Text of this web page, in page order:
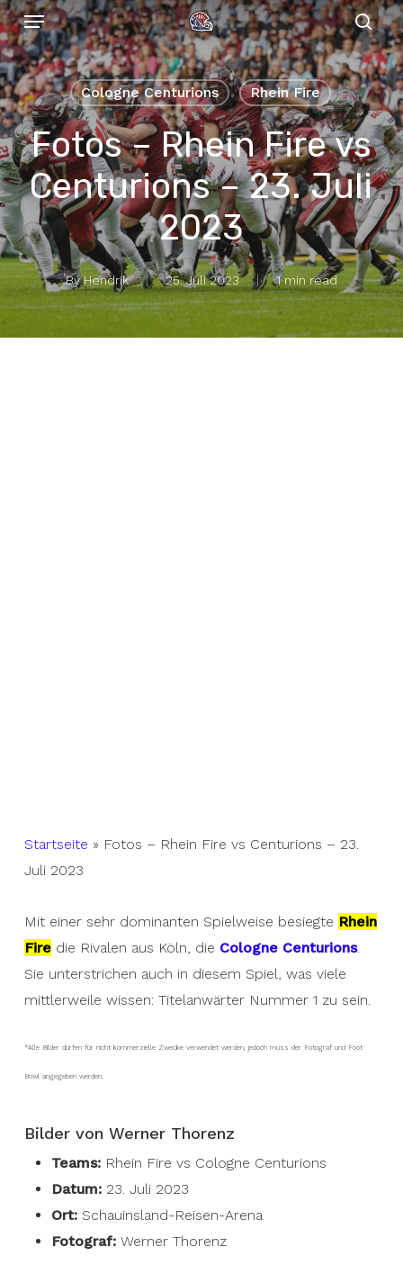
Skip
to
main
content
Menu
Cologne Centurions Rhein Fire
Fotos – Rhein Fire vs
Centurions – 23. Juli
2023
By Hendrik 25. Juli 2023 1 min read
Startseite » Fotos – Rhein Fire vs Centurions – 23.
Juli 2023
Mit einer sehr dominanten Spielweise besiegte Rhein
Firedie Rivalen aus Köln, die Cologne Centurions.
Sie unterstrichen auch in diesem Spiel, was viele
mittlerweile wissen: Titelanwärter Nummer 1 zu sein.
*Alle Bilder dürfen für nicht kommerzielle Zwecke verwendet werden, jedoch muss der Fotograf und Foot
Bowl angegeben werden.
Bilder von Werner Thorenz
Teams:Rhein Fire vs Cologne Centurions
Datum:23. Juli 2023
Ort:Schauinsland-Reisen-Arena
Fotograf:Werner Thorenz